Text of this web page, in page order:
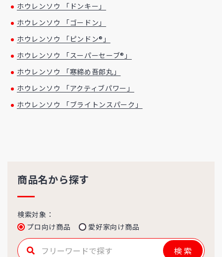
ホウレンソウ 「ドンキー」
ホウレンソウ 「ゴードン」
ホウレンソウ 「ピンドン®」
ホウレンソウ 「スーパーセーブ®」
ホウレンソウ 「寒締め吾郎丸」
ホウレンソウ 「アクティブパワー」
ホウレンソウ 「ブライトンスパーク」
商品名から探す
検索対象：
プロ向け商品
愛好家向け商品
検索